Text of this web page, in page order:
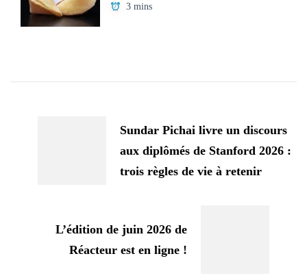
3 mins
Sundar Pichai livre un discours
aux diplômés de Stanford 2026 :
trois règles de vie à retenir
L’édition de juin 2026 de
Réacteur est en ligne !